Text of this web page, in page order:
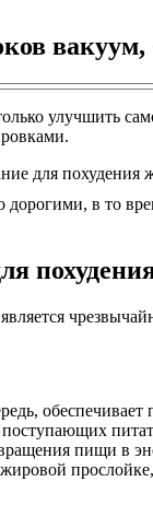
улучшить
в то
пищи в